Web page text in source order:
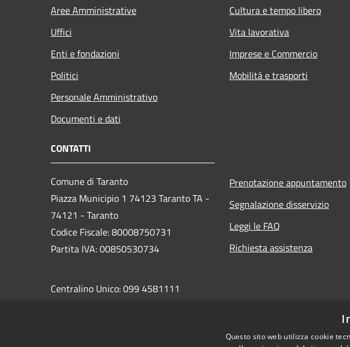
Aree Amministrative
Uffici
Enti e fondazioni
Politici
Personale Amministrativo
Documenti e dati
Cultura e tempo libero
Vita lavorativa
Imprese e Commercio
Mobilità e trasporti
CONTATTI
Comune di Taranto
Piazza Municipio 1 74123 Taranto TA -
74121 - Taranto
Codice Fiscale: 80008750731
Partita IVA: 00850530734
Centralino Unico: 099 4581111
protocollo.comunetaranto@pec.rupar.puglia.it
Prenotazione appuntamento
Segnalazione disservizio
Leggi le FAQ
Richiesta assistenza
Questo sito web utilizza cookie